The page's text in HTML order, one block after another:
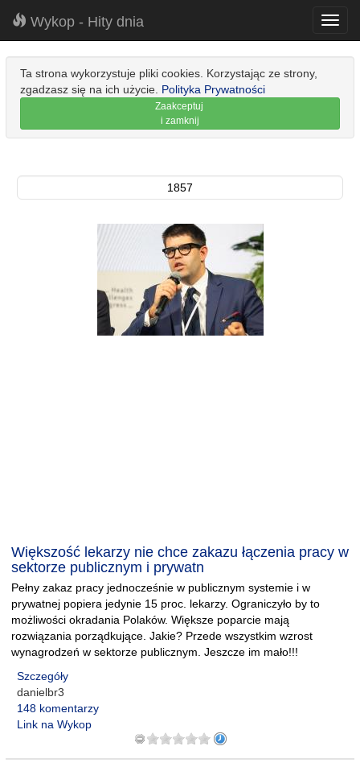
Wykop - Hity dnia
Ta strona wykorzystuje pliki cookies. Korzystając ze strony,
zgadzasz się na ich użycie. Polityka Prywatności
Zaakceptuj
i zamknij
1857
Większość lekarzy nie chce zakazu łączenia pracy w
sektorze publicznym i prywatn
Pełny zakaz pracy jednocześnie w publicznym systemie i w
prywatnej popiera jedynie 15 proc. lekarzy. Ograniczyło by to
możliwości okradania Polaków. Większe poparcie mają
rozwiązania porządkujące. Jakie? Przede wszystkim wzrost
wynagrodzeń w sektorze publicznym. Jeszcze im mało!!!
Szczegóły
danielbr3
148 komentarzy
Link na Wykop